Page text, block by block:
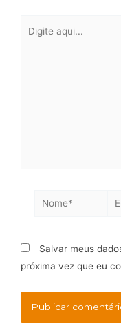
Salvar meus
próxima vez que eu